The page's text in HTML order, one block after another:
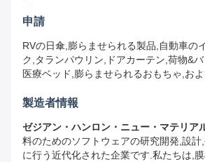
申請
RVの日傘,膨らませられる製品,自動車の
ク,タランパウリン,ドアカーテン,荷物&
医療ベッド,膨らませられるおもちゃ,お
製造者情報
ゼジアン・ハンロン・ニュー・マテリア
料のためのソフトウェアの研究開発,設計
に行う近代化された企業です.私たちは,